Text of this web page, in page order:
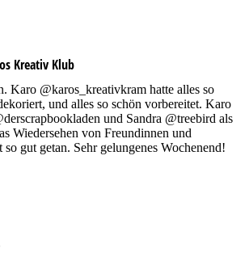
Kreativ Klub
Karo @karos_kreativkram hatte alles so
und alles so schön vorbereitet. Karo
und Sandra @treebird als
Wiedersehen von Freundinnen und
gut getan. Sehr gelungenes Wochenend!